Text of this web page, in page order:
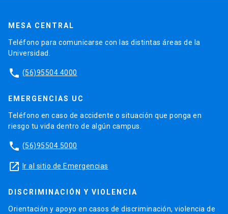
MESA CENTRAL
Teléfono para comunicarse con las distintas áreas de la
Universidad.
phone (56)95504 4000
EMERGENCIAS UC
Teléfono en caso de accidente o situación que ponga en
riesgo tu vida dentro de algún campus.
phone (56)95504 5000
launch Ir al sitio de Emergencias
DISCRIMINACIÓN Y VIOLENCIA
Orientación y apoyo en casos de discriminación, violencia de